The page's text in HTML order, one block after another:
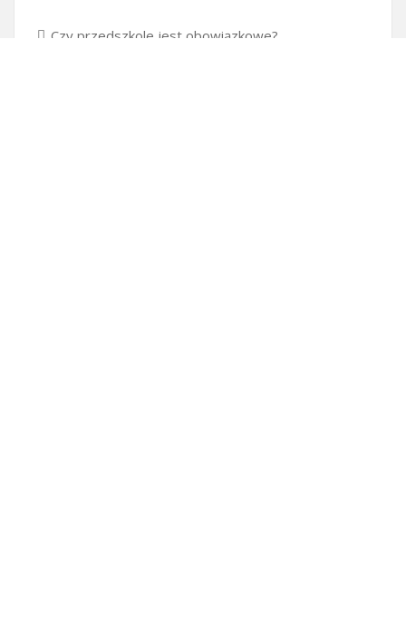
Czy przedszkole jest obowiązkowe?